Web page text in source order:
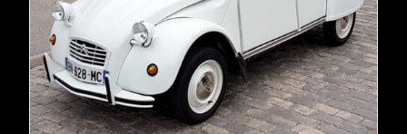
READ MORE